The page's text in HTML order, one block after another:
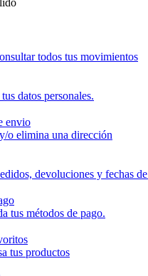
todos tus movimientos
datos personales.
envio
o elimina una dirección
devoluciones y fechas
tus métodos de pago.
tus productos